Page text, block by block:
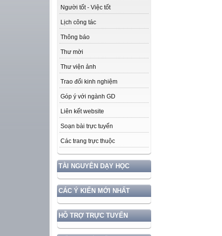
Người tốt - Việc tốt
Lịch công tác
Thông báo
Thư mời
Thư viện ảnh
Trao đổi kinh nghiệm
Góp ý với ngành GD
Liên kết website
Soạn bài trực tuyến
Các trang trực thuộc
TÀI NGUYÊN DẠY HỌC
CÁC Ý KIẾN MỚI NHẤT
HỖ TRỢ TRỰC TUYẾN